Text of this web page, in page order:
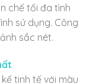
chế tối đa tình
sử dụng. Công
sắc nét.
tinh tế với màu